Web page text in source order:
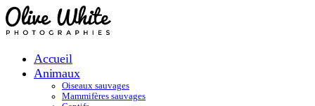
Accueil
Animaux
Oiseaux sauvages
Mammifères sauvages